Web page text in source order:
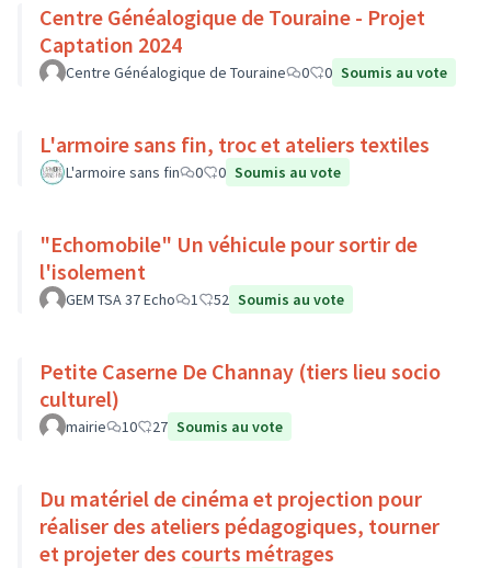
Centre Généalogique de Touraine - Projet
Captation 2024
Centre Généalogique de Touraine 0 0 Soumis au vote
L'armoire sans fin, troc et ateliers textiles
L'armoire sans fin 0 0 Soumis au vote
"Echomobile" Un véhicule pour sortir de
l'isolement
GEM TSA 37 Echo 1 52 Soumis au vote
Petite Caserne De Channay (tiers lieu socio
culturel)
mairie 10 27 Soumis au vote
Du matériel de cinéma et projection pour
réaliser des ateliers pédagogiques, tourner
et projeter des courts métrages